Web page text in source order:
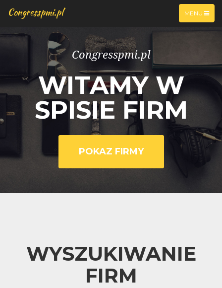
TOGGLE
NAVIGATION
MENU
Congresspmi.pl
Congresspmi.pl
WITAMY W
SPISIE FIRM
POKAZ FIRMY
WYSZUKIWANIE
FIRM